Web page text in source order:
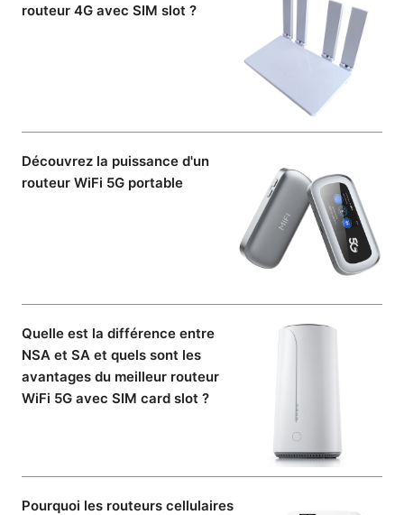
routeur 4G avec SIM slot ?
Découvrez la puissance d'un
routeur WiFi 5G portable
Quelle est la différence entre
NSA et SA et quels sont les
avantages du meilleur routeur
WiFi 5G avec SIM card slot ?
Pourquoi les routeurs cellulaires